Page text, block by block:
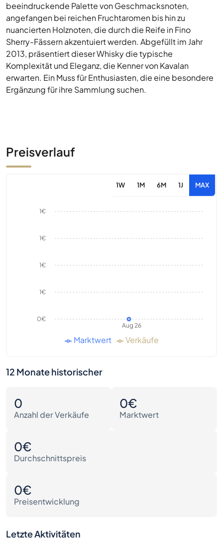
beeindruckende Palette von Geschmacksnoten,
angefangen bei reichen Fruchtaromen bis hin zu
nuancierten Holznoten, die durch die Reife in Fino
Sherry-Fässern akzentuiert werden. Abgefüllt im Jahr
2013, präsentiert dieser Whisky die typische
Komplexität und Eleganz, die Kenner von Kavalan
erwarten. Ein Muss für Enthusiasten, die eine besondere
Ergänzung für ihre Sammlung suchen.
Preisverlauf
1W 1M 6M 1J MAX
Aug 26
0€
1€
1€
1€
1€
Marktwert Verkäufe
12 Monate historischer
0
Anzahl der Verkäufe
0€
Marktwert
0€
Durchschnittspreis
0€
Preisentwicklung
Letzte Aktivitäten